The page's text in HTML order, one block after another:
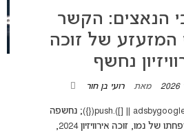
הנאצים: הקשר
של זוכה
נחשף
מאת רועי בן חור
(adsbygoogle = window.adsbygoogle || []).push({}); נחשפה
ההיסטוריה האפלה של משפחתו של נמו, זוכה אירוויזיון 2024,